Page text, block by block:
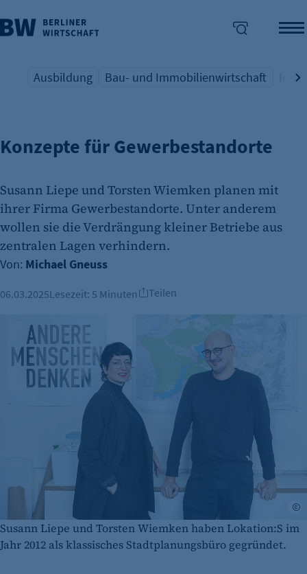
überspringen
Übersicht Schlagwort
Ausbildung
Übersicht Schlagwort
Bau- und Immobilienwirtschaft
STADTENTWICKLUNG
Konzepte für Gewerbestandorte
Susann Liepe und Torsten Wiemken planen mit
ihrer Firma Gewerbestandorte. Unter anderem
wollen sie die Verdrängung kleiner Betriebe aus
zentralen Lagen verhindern.
Von: Michael Gneuss
06.03.2025Lesezeit: 5 Minuten Teilen
Susann Liepe und Torsten Wiemken haben Lokation:S im
Jahr 2012 als klassisches Stadtplanungsbüro gegründet.